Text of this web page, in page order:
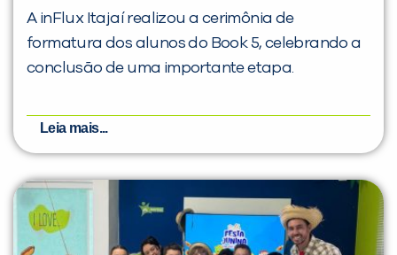
A inFlux Itajaí realizou a cerimônia de
formatura dos alunos do Book 5, celebrando a
conclusão de uma importante etapa.
Leia mais...